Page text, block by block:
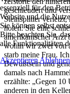
ge­schleudert und
Steinsplitter
holen. Sie eilte
amerikanischer Arzt
wohin wir zwei von
starb meine Frau.
Bewußtsein und
damals nach
erzählte: „Gegen
anderen in den
essenziell für den
Website und die
Sie können selbst
Bitte beachten Sie,
alle Funktionalitäten
Akzeptieren Ablehnen